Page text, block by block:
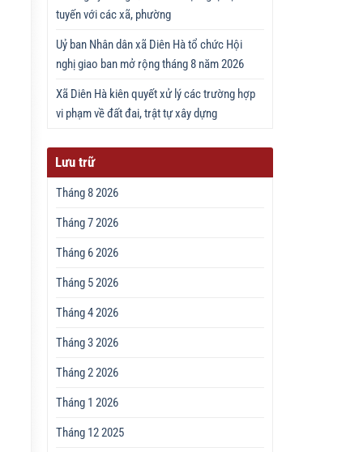
tuyến với các xã, phường
Uỷ ban Nhân dân xã Diên Hà tổ chức Hội
nghị giao ban mở rộng tháng 8 năm 2026
Xã Diên Hà kiên quyết xử lý các trường hợp
vi phạm về đất đai, trật tự xây dựng
Lưu trữ
Tháng 8 2026
Tháng 7 2026
Tháng 6 2026
Tháng 5 2026
Tháng 4 2026
Tháng 3 2026
Tháng 2 2026
Tháng 1 2026
Tháng 12 2025